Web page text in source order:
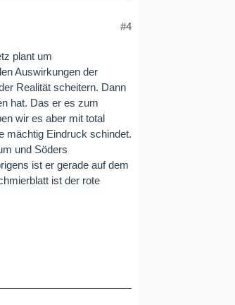
#4
plant um
Auswirkungen der
Realität scheitern. Dann
hat. Das er es zum
wir es aber mit total
mächtig Eindruck schindet.
und Söders
ist er gerade auf dem
ist der rote